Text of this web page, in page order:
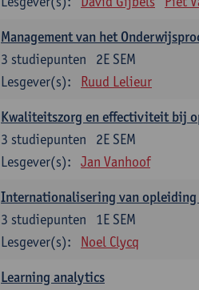
Management van het
2E SEM
3 studiepunten
Lesgever(s):
Ruud Lelieur
Kwaliteitszorg en effectiviteit bij
2E SEM
3 studiepunten
Lesgever(s):
Jan Vanhoof
Internationalisering van opleiding
1E SEM
3 studiepunten
Lesgever(s):
Noel Clycq
Learning analytics